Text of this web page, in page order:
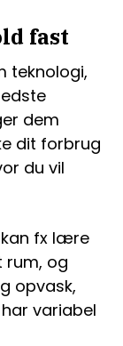
fast
teknologi,
dem
dit forbrug
du vil
kan fx lære
rum, og
opvask,
variabel